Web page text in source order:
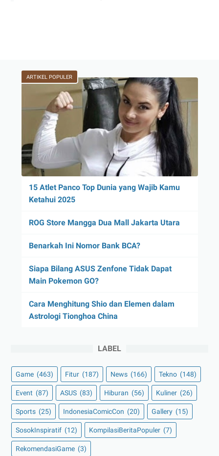
ARTIKEL POPULER
15 Atlet Panco Top Dunia yang Wajib Kamu
Ketahui 2025
ROG Store Mangga Dua Mall Jakarta Utara
Benarkah Ini Nomor Bank BCA?
Siapa Bilang ASUS Zenfone Tidak Dapat
Main Pokemon GO?
Cara Menghitung Shio dan Elemen dalam
Astrologi Tionghoa China
LABEL
Game (463) Fitur (187) News (166) Tekno (148)
Event (87) ASUS (83) Hiburan (56) Kuliner (26)
Sports (25) IndonesiaComicCon (20) Gallery (15)
SosokInspiratif (12) KompilasiBeritaPopuler (7)
RekomendasiGame (3)